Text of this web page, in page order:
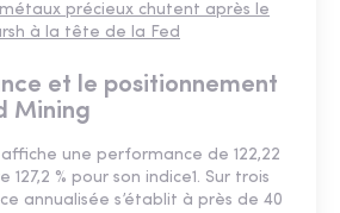
précieux chutent après le
à la tête de la Fed
et le positionnement
Mining
une performance de 122,22
127,2 % pour son indice1. Sur trois
annualisée s’établit à près de 40